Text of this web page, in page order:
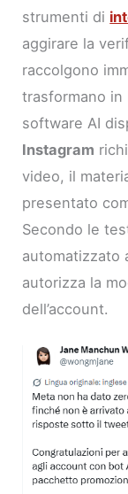
strumenti di
aggirare la
raccolgono
trasformano in
software AI
Instagram
video, il
presentato
Secondo le
automatizzato
autorizza la
dell’account.